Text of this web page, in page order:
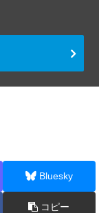
Bluesky
コピー